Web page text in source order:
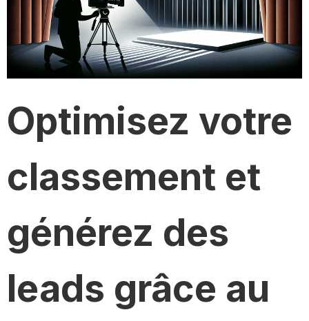
Optimisez votre
classement et
générez des
leads grâce au